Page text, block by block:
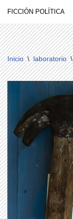
Saltar
al
contenido
FICCIÓN POLÍTICA
Inicio \ laboratorio \